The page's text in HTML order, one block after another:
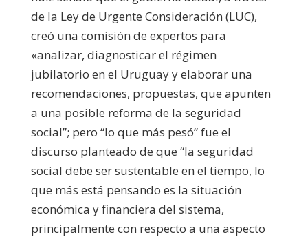
de la Ley de Urgente Consideración (LUC),
creó una comisión de expertos para
«analizar, diagnosticar el régimen
jubilatorio en el Uruguay y elaborar una
recomendaciones, propuestas, que apunten
a una posible reforma de la seguridad
social”; pero “lo que más pesó” fue el
discurso planteado de que “la seguridad
social debe ser sustentable en el tiempo, lo
que más está pensando es la situación
económica y financiera del sistema,
principalmente con respecto a una aspecto